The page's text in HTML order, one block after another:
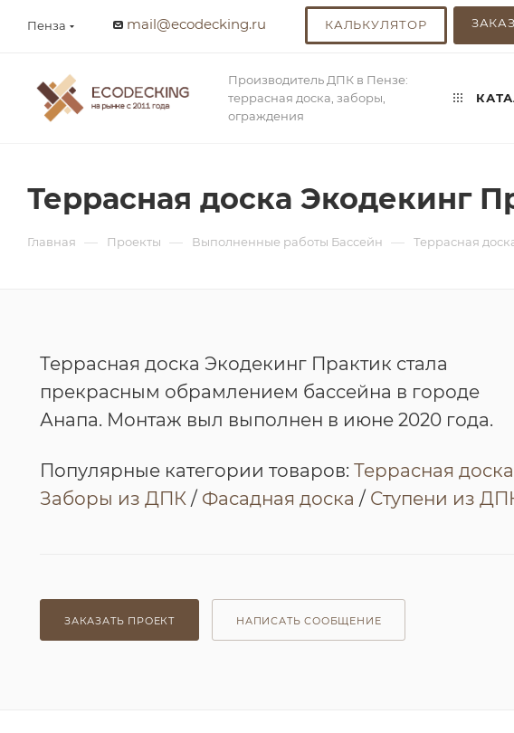
Пенза mail@ecodecking.ru КАЛЬКУЛЯТОР
Производитель ДПК в Пензе:
террасная доска, заборы,
ограждения
Террасная доска Экодекинг
Главная — Проекты — Выполненные работы Бассейн — Террасная
Террасная доска Экодекинг Практик стала
прекрасным обрамлением бассейна в городе
Анапа. Монтаж выл выполнен в июне 2020 года.
Популярные категории товаров: Террасная доска
Заборы из ДПК / Фасадная доска / Ступени из
ЗАКАЗАТЬ ПРОЕКТ НАПИСАТЬ СООБЩЕНИЕ